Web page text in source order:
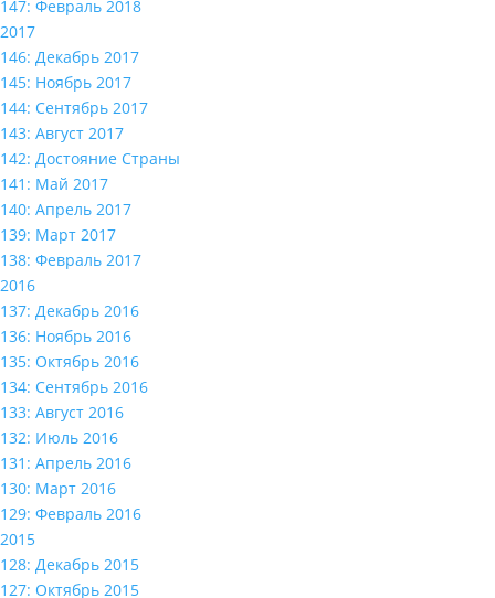
147: Февраль 2018
2017
146: Декабрь 2017
145: Ноябрь 2017
144: Сентябрь 2017
143: Август 2017
142: Достояние Страны
141: Май 2017
140: Апрель 2017
139: Март 2017
138: Февраль 2017
2016
137: Декабрь 2016
136: Ноябрь 2016
135: Октябрь 2016
134: Сентябрь 2016
133: Август 2016
132: Июль 2016
131: Апрель 2016
130: Март 2016
129: Февраль 2016
2015
128: Декабрь 2015
127: Октябрь 2015